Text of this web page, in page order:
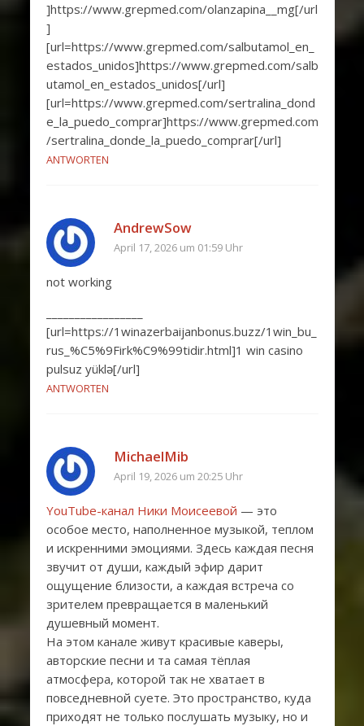
]https://www.grepmed.com/olanzapina__mg[/url
]
[url=https://www.grepmed.com/salbutamol_en_
estados_unidos]https://www.grepmed.com/salb
utamol_en_estados_unidos[/url]
[url=https://www.grepmed.com/sertralina_dond
e_la_puedo_comprar]https://www.grepmed.com
/sertralina_donde_la_puedo_comprar[/url]
ANTWORTEN
AndrewSow
April 17, 2026 um 01:59 Uhr
not working
[url=https://1winazerbaijanbonus.buzz/1win_bu_
rus_%C5%9Firk%C9%99tidir.html]1 win casino
pulsuz yüklə[/url]
ANTWORTEN
MichaelMib
April 19, 2026 um 20:25 Uhr
YouTube-канал Ники Моисеевой — это
особое место, наполненное музыкой, теплом
и искренними эмоциями. Здесь каждая песня
звучит от души, каждый эфир дарит
ощущение близости, а каждая встреча со
зрителем превращается в маленький
душевный момент.
На этом канале живут красивые каверы,
авторские песни и та самая тёплая
атмосфера, которой так не хватает в
повседневной суете. Это пространство, куда
приходят не только послушать музыку, но и